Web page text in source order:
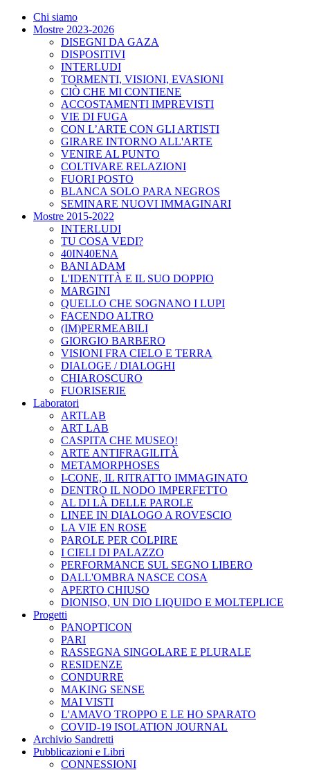
Chi siamo
Mostre 2023-2026
DISEGNI DA GAZA
DISPOSITIVI
INTERLUDI
TORMENTI, VISIONI, EVASIONI
CIÒ CHE MI CONTIENE
ACCOSTAMENTI IMPREVISTI
VIE DI FUGA
CON L’ARTE CON GLI ARTISTI
GIRARE INTORNO ALL'ARTE
VENIRE AL PUNTO
COLTIVARE RELAZIONI
FUORI POSTO
BLANCA SOLO PARA NEGROS
SEMINARE NUOVI IMMAGINARI
Mostre 2015-2022
INTERLUDI
TU COSA VEDI?
40IN40ENA
BANI ADAM
L'IDENTITÀ E IL SUO DOPPIO
MARGINI
QUELLO CHE SOGNANO I LUPI
FACENDO ALTRO
(IM)PERMEABILI
GIORGIO BARBERO
VISIONI FRA CIELO E TERRA
DIALOGE / DIALOGHI
CHIAROSCURO
FUORISERIE
Laboratori
ARTLAB
ART LAB
CASPITA CHE MUSEO!
ARTE ANTIFRAGILITÀ
METAMORPHOSES
I-CONE, IL RITRATTO IMMAGINATO
DENTRO IL NODO IMPERFETTO
AL DI LÀ DELLE PAROLE
LINEE IN DIALOGO A ROVESCIO
LA VIE EN ROSE
PAROLE PER COLPIRE
I CIELI DI PALAZZO
PERFORMANCE SUL SEGNO LIBERO
DALL'OMBRA NASCE COSA
APERTO CHIUSO
DIONISO, UN DIO LIQUIDO E MOLTEPLICE
Progetti
PANOPTICON
PARI
RASSEGNA SINGOLARE E PLURALE
RESIDENZE
CONDURRE
MAKING SENSE
MAI VISTI
L'AMAVO TROPPO E LE HO SPARATO
COVID-19 ISOLATION JOURNAL
Archivio Sandretti
Pubblicazioni e Libri
CONNESSIONI